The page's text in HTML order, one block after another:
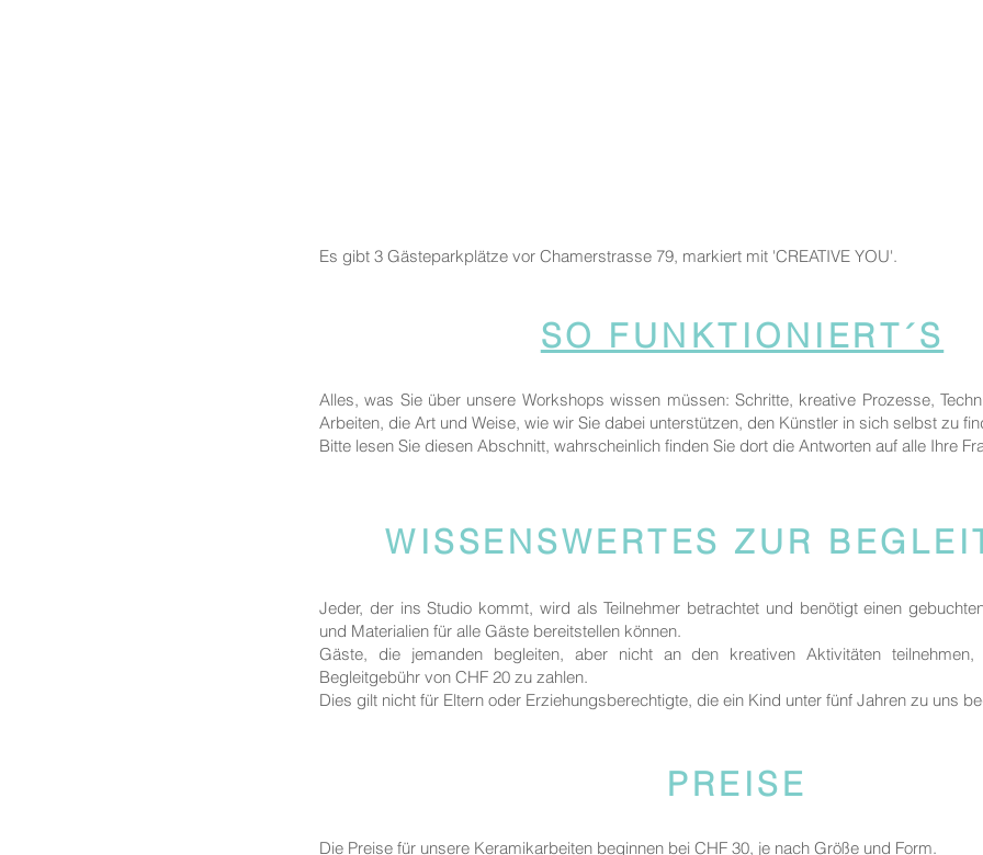
Es gibt 3 Gästeparkplätze vor Chamerstrasse 79, markiert mit 'CREATIVE YOU'.
SO FUNKTIONIERT´S
Alles, was Sie über unsere Workshops wissen müssen: Schritte, kreative Prozesse,
Arbeiten, die Art und Weise, wie wir Sie dabei unterstützen, den Künstler in sich selbst zu
Bitte lesen Sie diesen Abschnitt, wahrscheinlich finden Sie dort die Antworten auf alle Ihre
WISSENSWERTES ZUR
Jeder, der ins Studio kommt, wird als Teilnehmer betrachtet und benötigt einen
und Materialien für alle Gäste bereitstellen können.
Gäste, die jemanden begleiten, aber nicht an den kreativen Aktivitäten
Begleitgebühr von CHF 20 zu zahlen.
Dies gilt nicht für Eltern oder Erziehungsberechtigte, die ein Kind unter fünf Jahren zu uns
PREISE
Die Preise für unsere Keramikarbeiten beginnen bei CHF 30, je nach Größe und Form.